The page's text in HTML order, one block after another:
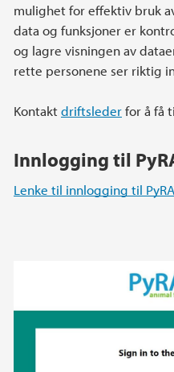
mulighet for effektiv bruk
data og funksjoner er
og lagre visningen av
rette personene ser riktig
Kontaktdriftslederfor å få
Innlogging til
Lenke til innlogging til